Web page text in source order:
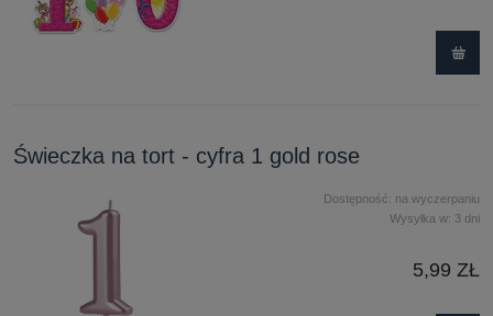
Świeczka na tort - cyfra 1 gold rose
Dostępność: na wyczerpaniu
Wysyłka w: 3 dni
5,99 ZŁ